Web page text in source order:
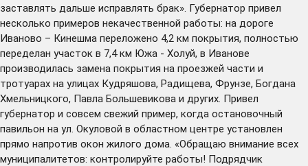
заставлять дальше исправлять брак». Губернатор привел
несколько примеров некачественной работы: на дороге
Иваново – Кинешма переложено 4,2 км покрытия, полностью
переделан участок в 7,4 км Южа - Холуй, в Иванове
производилась замена покрытия на проезжей части и
тротуарах на улицах Кудряшова, Радищева, Фрунзе, Богдана
Хмельницкого, Павла Большевикова и других. Привел
губернатор и совсем свежий пример, когда остановочный
павильон на ул. Окуловой в областном центре установлен
прямо напротив окон жилого дома. «Обращаю внимание всех
муниципалитетов: контролируйте работы! Подрядчик